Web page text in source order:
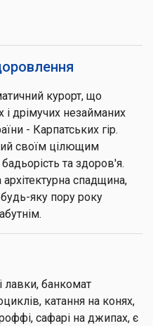
курорт, що
і дрімучих незайманих
- Карпатських гір.
своїм цілющим
та здоров'я.
архітектурна спадщина,
яку пору року
лавки, банкомат
катання на конях,
сафарі на джипах, є